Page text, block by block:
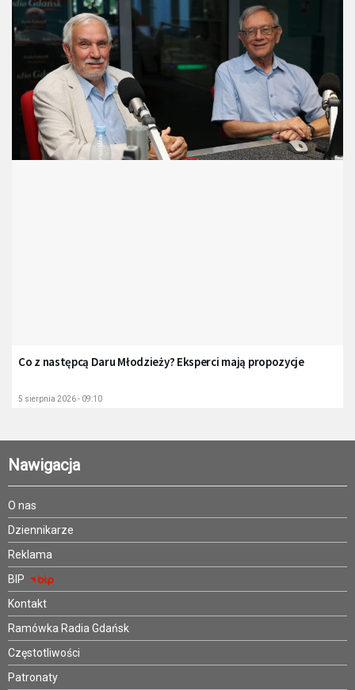
Co z następcą Daru Młodzieży? Eksperci mają propozycje
5 sierpnia 2026 - 09:10
Nawigacja
O nas
Dziennikarze
Reklama
BIP
Kontakt
Ramówka Radia Gdańsk
Częstotliwości
Patronaty